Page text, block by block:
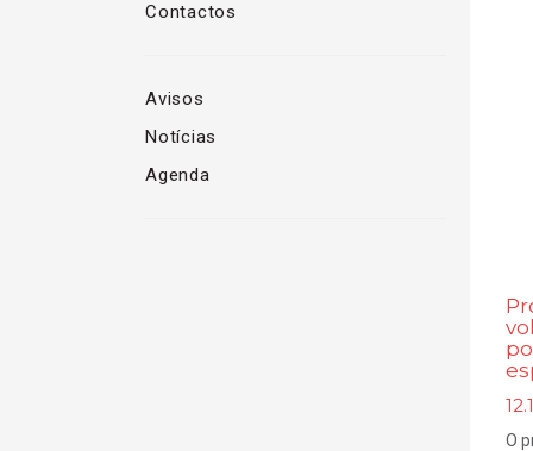
Contactos
Avisos
Notícias
Agenda
O